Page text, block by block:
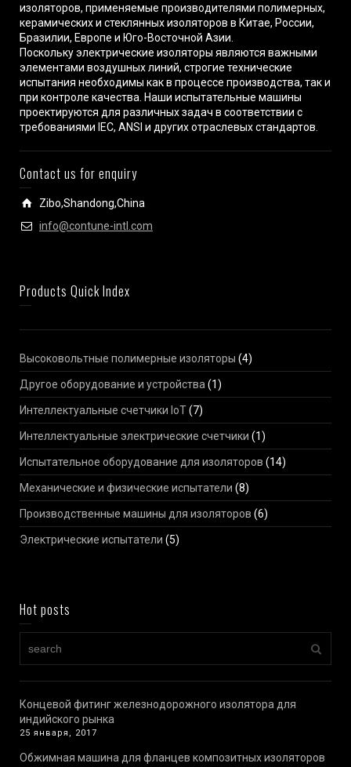
изоляторов, применяемые производителями полимерных,
керамических и стеклянных изоляторов в Китае, России,
Бразилии, Европе и Юго-Восточной Азии.
Поскольку электрические изоляторы являются важными
элементами воздушных линий, строгие технические
испытания необходимы как в процессе производства, так и
при контроле качества. Наши испытательные машины
проектируются для различных задач в соответствии с
требованиями IEC, ANSI и других отраслевых стандартов.
Contact us for enquiry
Zibo,Shandong,China
info@contune-intl.com
Products Quick Index
Высоковольтные полимерные изоляторы (4)
Другое оборудование и устройства (1)
Интеллектуальные счетчики IoT(7)
Интеллектуальные электрические счетчики (1)
Испытательное оборудование для изоляторов (14)
Механические и физические испытатели (8)
Производственные машины для изоляторов (6)
Электрические испытатели (5)
Hot posts
Концевой фитинг железнодорожного изолятора для
индийского рынка
25 января, 2017
Обжимная машина для фланцев композитных изоляторов